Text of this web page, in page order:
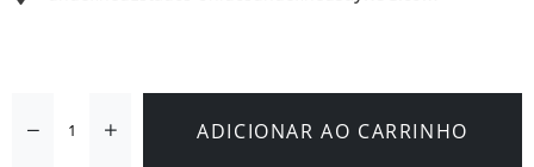
ADICIONAR AO CARRINHO